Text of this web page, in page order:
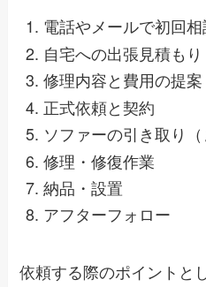
電話やメールで初回相
自宅への出張見積もり
修理内容と費用の提
正式依頼と契約
ソファーの引き取り（
修理・修復作業
納品・設置
アフターフォロー
依頼する際のポイントと